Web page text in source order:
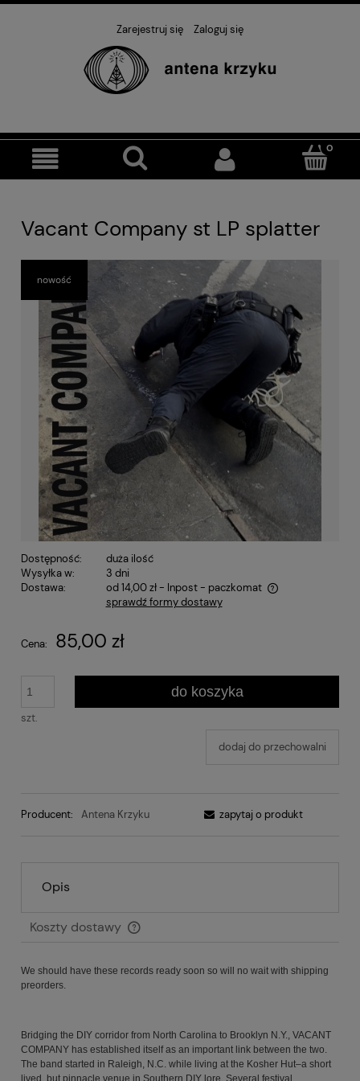
Zarejestruj się Zaloguj się
Vacant Company st LP splatter
nowość
Dostępność:
duża ilość
Wysyłka w:
3 dni
Dostawa:
od 14,00 zł - Inpost - paczkomat
Cena nie zawiera ewentualnych kosztów płatności
sprawdź formy dostawy
Cena: 85,00 zł
szt.
do koszyka
dodaj do przechowalni
Producent: Antena Krzyku zapytaj o produkt
Opis
Koszty dostawy
Cena nie zawiera ewentualnych kosztów płatności
We should have these records ready soon so will no wait with shipping
preorders.
Bridging the DIY corridor from North Carolina to Brooklyn N.Y., VACANT
COMPANY has established itself as an important link between the two.
The band started in Raleigh, N.C. while living at the Kosher Hut–a short
lived, but pinnacle venue in Southern DIY lore. Several festival